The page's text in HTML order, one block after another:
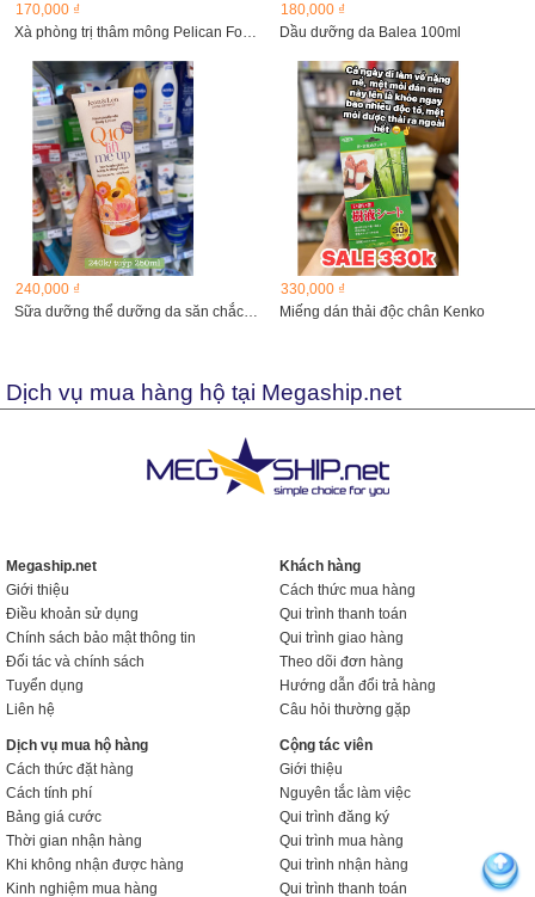
170,000 ₫
Xà phòng trị thâm mông Pelican For Back
180,000 ₫
Dầu dưỡng da Balea 100ml
240,000 ₫
Sữa dưỡng thể dưỡng da săn chắc Jean&Len Q10 Lift me up...
330,000 ₫
Miếng dán thải độc chân Kenko
Dịch vụ mua hàng hộ tại Megaship.net
Megaship.net
Giới thiệu
Điều khoản sử dụng
Chính sách bảo mật thông tin
Đối tác và chính sách
Tuyển dụng
Liên hệ
Khách hàng
Cách thức mua hàng
Qui trình thanh toán
Qui trình giao hàng
Theo dõi đơn hàng
Hướng dẫn đổi trả hàng
Câu hỏi thường gặp
Dịch vụ mua hộ hàng
Cách thức đặt hàng
Cách tính phí
Bảng giá cước
Thời gian nhận hàng
Khi không nhận được hàng
Kinh nghiệm mua hàng
Cộng tác viên
Giới thiệu
Nguyên tắc làm việc
Qui trình đăng ký
Qui trình mua hàng
Qui trình nhận hàng
Qui trình thanh toán